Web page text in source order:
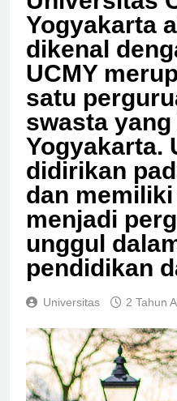
Universitas
Yogyakarta
dikenal
UCMY
satu
swasta
Yogyakarta.
didirikan
dan
menjadi
unggul
pendidikan